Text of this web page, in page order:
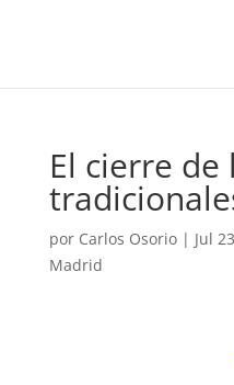
El cierre
por Carlos Osorio| Jul
Madrid